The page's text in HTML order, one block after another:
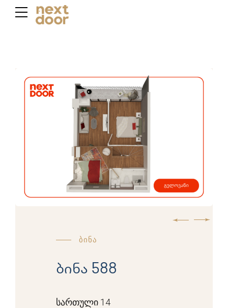
ბინა
ბინა 588
სართული 14